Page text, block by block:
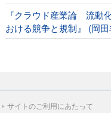
『クラウド産業論 流動
おける競争と規制』 (岡
サイトのご利用にあたって